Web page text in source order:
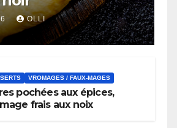
OLLI
VROMAGES / FAUX-MAGES
pochées aux épices,
frais aux noix